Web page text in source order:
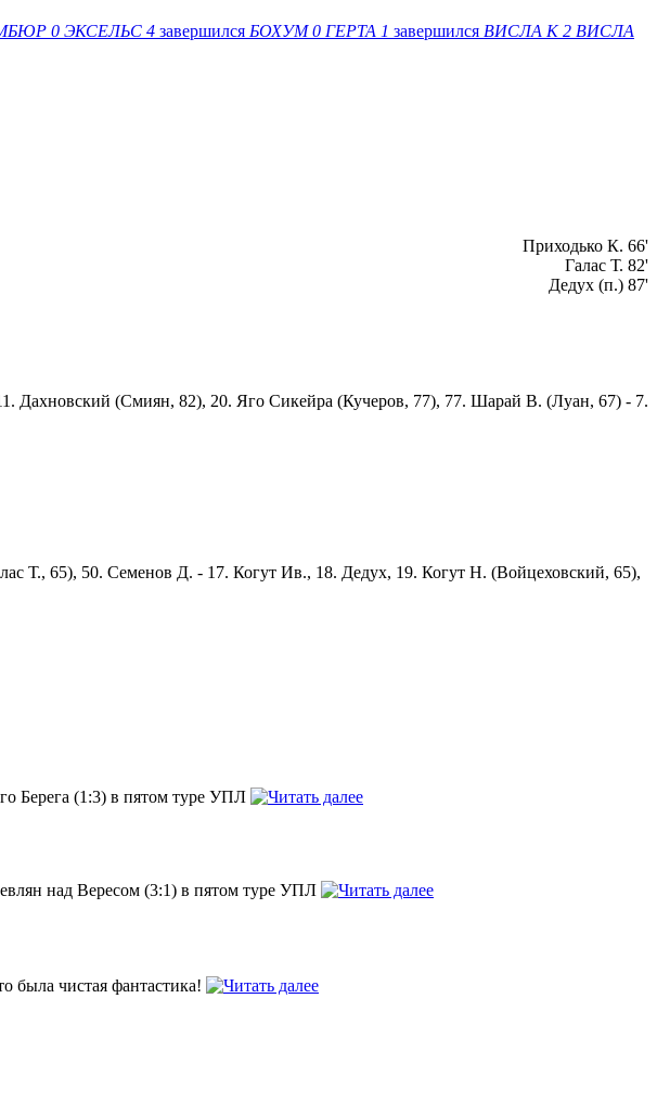
0 ЭКСЕЛЬС 4 завершился БОХУМ 0 ГЕРТА 1 завершился ВИСЛА K 2 ВИСЛА
Приходько К. 66'
Галас Т. 82'
Дедух (п.) 87'
Дахновский (Смиян, 82), 20. Яго Сикейра (Кучеров, 77), 77. Шарай В. (Луан, 67) - 7.
Т., 65), 50. Семенов Д. - 17. Когут Ив., 18. Дедух, 19. Когут Н. (Войцеховский, 65),
Берега (1:3) в пятом туре УПЛ
над Вересом (3:1) в пятом туре УПЛ
была чистая фантастика!